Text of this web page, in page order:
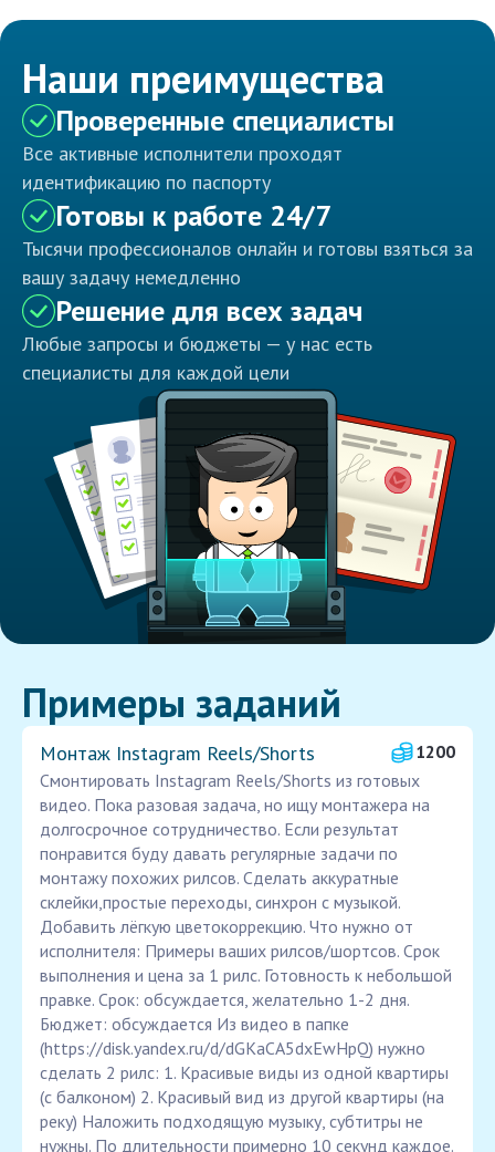
Наши преимущества
Проверенные специалисты
Все активные исполнители проходят
идентификацию по паспорту
Готовы к работе 24/7
Тысячи профессионалов онлайн и готовы взяться за
вашу задачу немедленно
Решение для всех задач
Любые запросы и бюджеты — у нас есть
специалисты для каждой цели
Примеры заданий
Монтаж Instagram Reels/Shorts
1200
Смонтировать Instagram Reels/Shorts из готовых
видео. Пока разовая задача, но ищу монтажера на
долгосрочное сотрудничество. Если результат
понравится буду давать регулярные задачи по
монтажу похожих рилсов. Сделать аккуратные
склейки,простые переходы, синхрон с музыкой.
Добавить лёгкую цветокоррекцию. Что нужно от
исполнителя: Примеры ваших рилсов/шортсов. Срок
выполнения и цена за 1 рилс. Готовность к небольшой
правке. Срок: обсуждается, желательно 1-2 дня.
Бюджет: обсуждается Из видео в папке
(https://disk.yandex.ru/d/dGKaCA5dxEwHpQ) нужно
сделать 2 рилс: 1. Красивые виды из одной квартиры
(с балконом) 2. Красивый вид из другой квартиры (на
реку) Наложить подходящую музыку, субтитры не
нужны. По длительности примерно 10 секунд каждое.